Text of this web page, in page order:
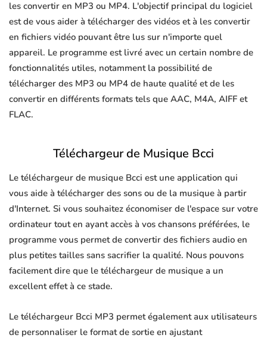
les convertir en MP3 ou MP4. L'objectif principal du logiciel
est de vous aider à télécharger des vidéos et à les convertir
en fichiers vidéo pouvant être lus sur n'importe quel
appareil. Le programme est livré avec un certain nombre de
fonctionnalités utiles, notamment la possibilité de
télécharger des MP3 ou MP4 de haute qualité et de les
convertir en différents formats tels que AAC, M4A, AIFF et
FLAC.
Téléchargeur de Musique Bcci
Le téléchargeur de musique Bcci est une application qui
vous aide à télécharger des sons ou de la musique à partir
d'Internet. Si vous souhaitez économiser de l'espace sur votre
ordinateur tout en ayant accès à vos chansons préférées, le
programme vous permet de convertir des fichiers audio en
plus petites tailles sans sacrifier la qualité. Nous pouvons
facilement dire que le téléchargeur de musique a un
excellent effet à ce stade.
Le téléchargeur Bcci MP3 permet également aux utilisateurs
de personnaliser le format de sortie en ajustant